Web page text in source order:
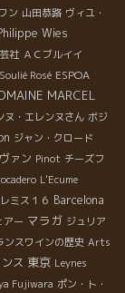
ン 山田恭路 ヴィユ・
Wies
社 ＡＣブルイイ
Rosé ESPOA
MARCEL
ヌ・エレンヌさん ボジ
ジャン・クロード
ァン Pinot チーズフ
L'Ecume
ミス１６ Barcelona
アー マラガ ジュリア
ンスワインの歴史 Arts
ス 東京 Leynes
Fujiwara ポン・ト・